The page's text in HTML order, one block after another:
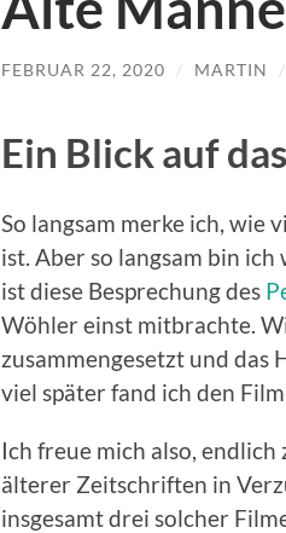
FEBRUAR 22, 2020 / MARTIN /
Ein Blick auf
So langsam merke ich, wie
ist. Aber so langsam bin
ist diese Besprechung des
Wöhler einst mitbrachte.
zusammengesetzt und das
viel später fand ich den
Ich freue mich also,
älterer Zeitschriften in
insgesamt drei solcher